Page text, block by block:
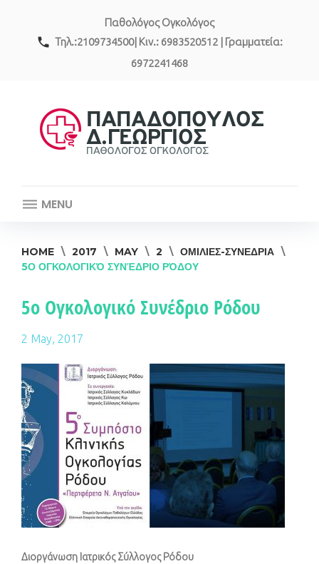
Παθολόγος Ογκολόγος
call Τηλ.:2109734500| Κιν.: 6983520512 | Γραμματεία:
6972241468
MENU
HOME \ 2017 \ MAY \ 2 \ ΟΜΙΛΙΕΣ-ΣΥΝΕΔΡΙΑ \
5Ο ΟΓΚΟΛΟΓΙΚΌ ΣΥΝΈΔΡΙΟ ΡΌΔΟΥ
5ο Ογκολογικό Συνέδριο Ρόδου
2 May, 2017
Διοργάνωση Ιατρικός Σύλλογος Ρόδου